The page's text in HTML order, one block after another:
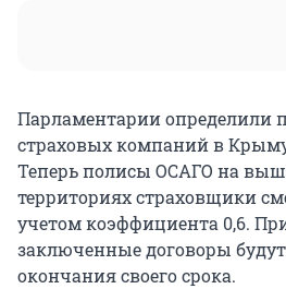
Парламентарии определили
страховых компаний в
Теперь полисы ОСАГО на
территориях страховщики
учетом коэффициента 0,6.
заключенные договоры
окончания своего срока.